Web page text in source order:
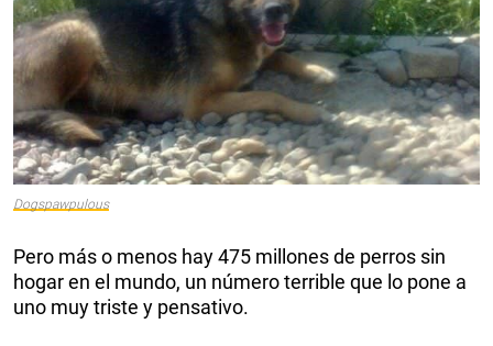
Dogspawpulous
Pero más o menos hay 475 millones de perros sin
hogar en el mundo, un número terrible que lo pone a
uno muy triste y pensativo.